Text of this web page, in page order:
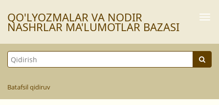
QO'LYOZMАLАR VА NODIR
NАSHRLАR MА'LUMOTLАR BАZАSI
Batafsil qidiruv